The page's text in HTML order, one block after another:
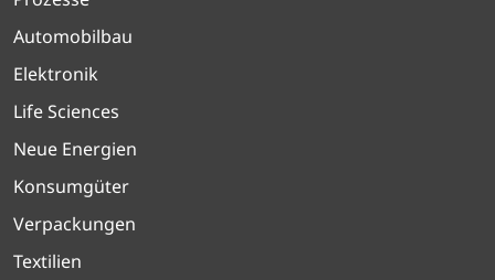
Automobilbau
Elektronik
Life Sciences
Neue Energien
Konsumgüter
Verpackungen
Textilien